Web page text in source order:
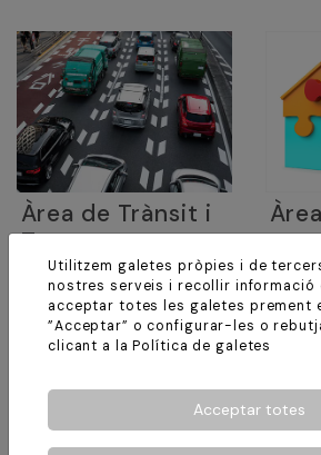
Àrea de Trànsit i
Transport
Resolem la seva gestió de
forma ràpida i eficient.
del
Utilitzem galetes pròpies i de
nostres serveis i recollir informació
acceptar totes les galetes prement
”Acceptar” o configurar-les o
clicant a laPolítica de galetes
Acceptar totes